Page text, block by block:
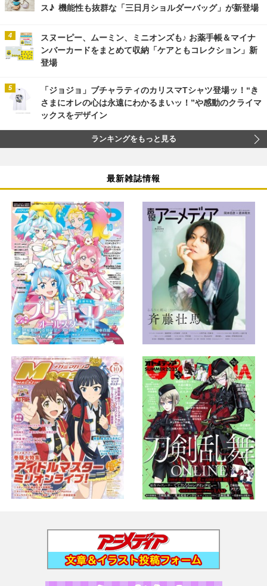
ス♪ 機能性も抜群な「三日月ショルダーバッグ」が新登場
スヌーピー、ムーミン、ミニオンズも♪ お薬手帳＆マイナ
ンバーカードをまとめて収納「ケアともコレクション」新
登場
「ジョジョ」ブチャラティのカリスマTシャツ登場ッ！“き
さまにオレの心は永遠にわかるまいッ！”や感動のクライマ
ックスをデザイン
ランキングをもっと見る
最新雑誌情報